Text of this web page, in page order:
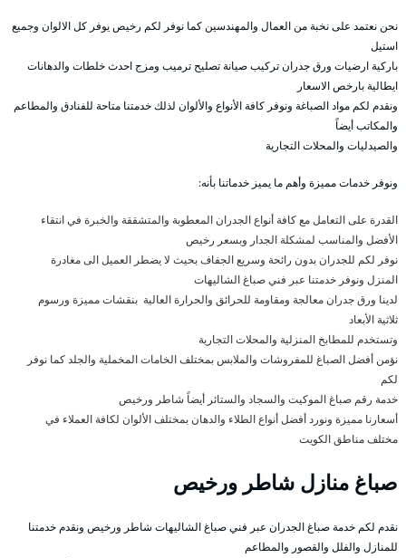
نحن نعتمد على نخبة من العمال والمهندسين كما نوفر لكم رخيص يوفر كل الالوان وجميع
استيل
باركية ارضيات ورق جدران تركيب صيانة تصليح ترميب ومزج احدث خلطات والدهانات
ايطالية بارخص الاسعار
ونقدم لكم مواد الصباغة ونوفر كافة الأنواع والألوان لذلك خدمتنا متاحة للفنادق والمطاعم
والمكاتب أيضاً
والصيدليات والمحلات التجارية
ونوفر خدمات مميزة وأهم ما يميز خدماتنا بأنه:
القدرة على التعامل مع كافة أنواع الجدران المعطوبة والمتشققة والخبرة في انتقاء
الأفضل والمناسب لمشكلة الجدار وبسعر رخيص
نوفر لكم للجدران بدون رائحة وسريع الجفاف بحيث لا يضطر العميل الى مغادرة
المنزل ونوفر خدمتنا عبر فني صباغ الشاليهات
لدينا ورق جدران معالجة ومقاومة للحرائق والحرارة العالية بنقشات مميزة ورسوم
ثلاثية الأبعاد
وتستخدم للمطابخ المنزلية والمحلات التجارية
نؤمن أفضل الصباغ للمفروشات والملابس بمختلف الخامات المخملية والجلد كما نوفر
لكم
خدمة رقم صباغ الموكيت والسجاد والستائر أيضاً شاطر ورخيص
أسعارنا مميزة ونورد أفضل أنواع الطلاء والدهان بمختلف الألوان لكافة العملاء في
مختلف مناطق الكويت
صباغ منازل شاطر ورخيص
نقدم لكم خدمة صباغ الجدران عبر فني صباغ الشاليهات شاطر ورخيص ونقدم خدمتنا
للمنازل والفلل والقصور والمطاعم